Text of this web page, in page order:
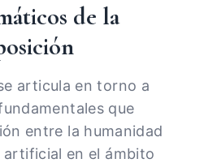
de la
articula en torno a
que
entre la humanidad
en el ámbito